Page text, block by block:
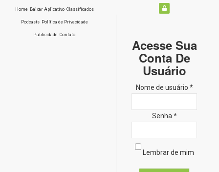
Home Baixar Aplicativo Classificados
Podcasts Política de Privacidade
Publicidade Contato
Acesse Sua
Conta De
Usuário
Nome de usuário *
Senha *
Lembrar de mim